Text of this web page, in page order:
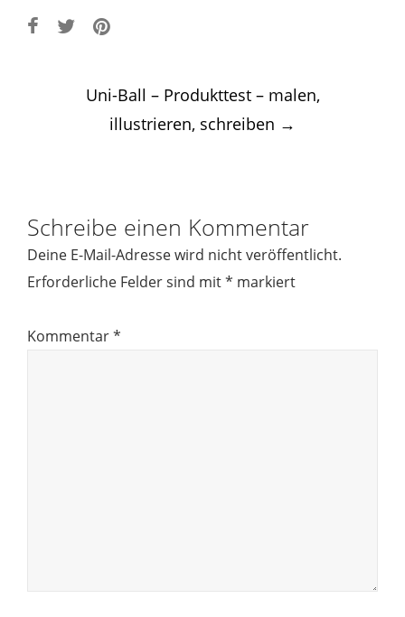
Post
navigation
Uni-Ball – Produkttest – malen,
illustrieren, schreiben →
Schreibe einen Kommentar
Deine E-Mail-Adresse wird nicht veröffentlicht.
Erforderliche Felder sind mit* markiert
Kommentar*